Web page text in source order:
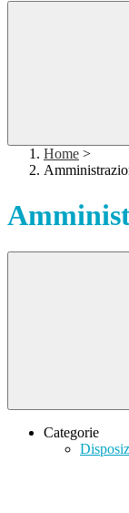
Home >
Categorie